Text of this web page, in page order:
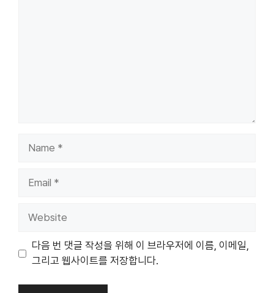
다음 번 댓글 작성을 위해 이 브라우저에 이름, 이메일,
그리고 웹사이트를 저장합니다.